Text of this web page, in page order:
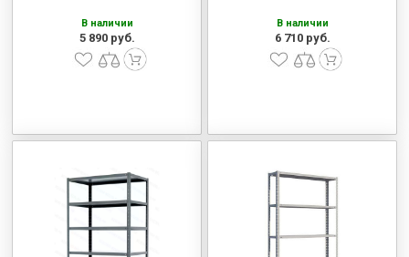
В наличии
5 890 руб.
В наличии
6 710 руб.